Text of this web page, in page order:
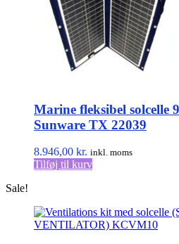
Marine fleksibel solcelle
Sunware TX 22039
8.946,00 kr. inkl. moms
Tilføj til kurv
Sale!